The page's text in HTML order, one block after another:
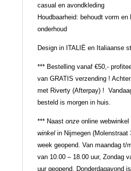
casual en avondkleding
Houdbaarheid: behoudt vorm
onderhoud
Design in ITALIË en Italiaanse
*** Bestelling vanaf €50,-
van GRATIS verzending !
met Riverty (Afterpay) !
besteld is morgen in huis.
*** Naast onzeonline webwinkel
winkelin Nijmegen (Molenstraat
week geopend. Van maandag t/
van 10.00 – 18.00 uur, Zondag
uur geopend. Donderdagavond